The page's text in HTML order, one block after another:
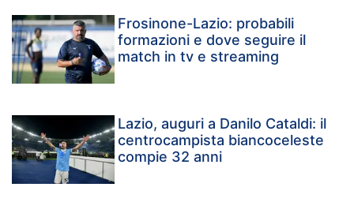
Frosinone-Lazio: probabili
formazioni e dove seguire il
match in tv e streaming
Lazio, auguri a Danilo Cataldi: il
centrocampista biancoceleste
compie 32 anni